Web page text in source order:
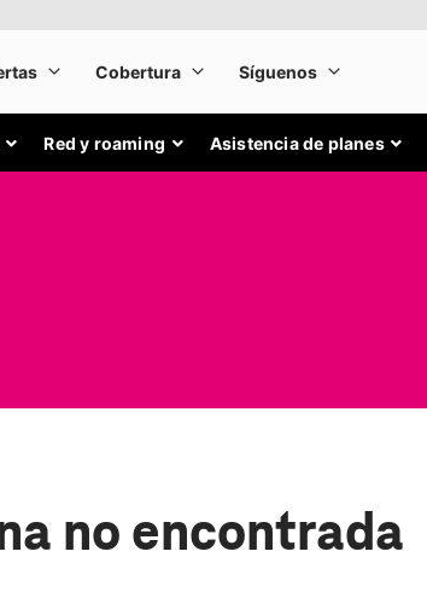
Red y roaming Asistencia de planes